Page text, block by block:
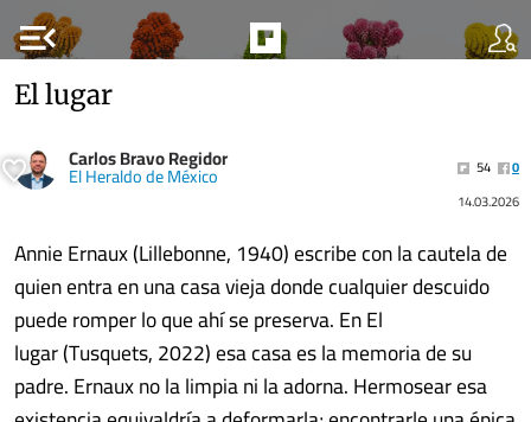
menu_open
El lugar
Carlos Bravo Regidor
El Heraldo de México 54
0
14.03.2026
Annie Ernaux (Lillebonne, 1940) escribe con la cautela de
quien entra en una casa vieja donde cualquier descuido
puede romper lo que ahí se preserva. En El
lugar (Tusquets, 2022) esa casa es la memoria de su
padre. Ernaux no la limpia ni la adorna. Hermosear esa